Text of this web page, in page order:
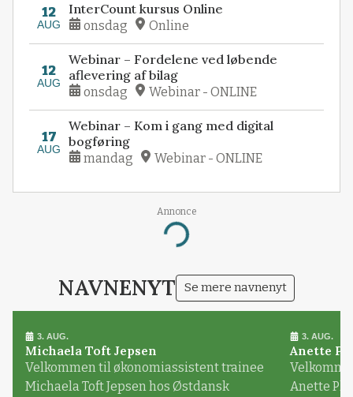
12
AUG
InterCount kursus Online
onsdag Online
12
AUG
Webinar – Fordelene ved løbende
aflevering af bilag
onsdag Webinar - ONLINE
17
AUG
Webinar – Kom i gang med digital
bogføring
mandag Webinar - ONLINE
Annonce
Loading...
NAVNENYT Se mere navnenyt
3. AUG.
Michaela Toft Jepsen
Velkommen til økonomiassistent trainee
Michaela Toft Jepsen hos Østdansk
3. AUG.
Anette
Anette